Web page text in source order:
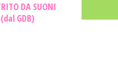
DA SUONI
GDB)